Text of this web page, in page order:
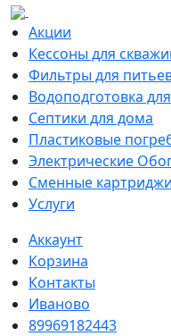
Акции
Кессоны для
Фильтры для
Водоподготовка
Септики для дома
Пластиковые
Электрические
Сменные
Услуги
Аккаунт
Корзина
Контакты
Иваново
89969182443